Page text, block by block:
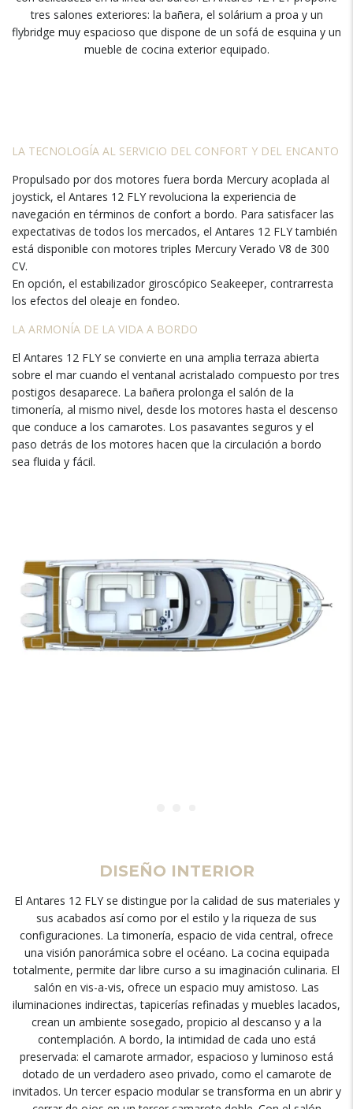
tres salones exteriores: la bañera, el solárium a proa y un
flybridge muy espacioso que dispone de un sofá de esquina y un
mueble de cocina exterior equipado.
LA TECNOLOGÍA AL SERVICIO DEL CONFORT Y DEL ENCANTO
Propulsado por dos motores fuera borda Mercury acoplada al
joystick, el Antares 12 FLY revoluciona la experiencia de
navegación en términos de confort a bordo. Para satisfacer las
expectativas de todos los mercados, el Antares 12 FLY también
está disponible con motores triples Mercury Verado V8 de 300
CV.
En opción, el estabilizador giroscópico Seakeeper, contrarresta
los efectos del oleaje en fondeo.
LA ARMONÍA DE LA VIDA A BORDO
El Antares 12 FLY se convierte en una amplia terraza abierta
sobre el mar cuando el ventanal acristalado compuesto por tres
postigos desaparece. La bañera prolonga el salón de la
timonería, al mismo nivel, desde los motores hasta el descenso
que conduce a los camarotes. Los pasavantes seguros y el
paso detrás de los motores hacen que la circulación a bordo
sea fluida y fácil.
DISEÑO INTERIOR
El Antares 12 FLY se distingue por la calidad de sus materiales y
sus acabados así como por el estilo y la riqueza de sus
configuraciones. La timonería, espacio de vida central, ofrece
una visión panorámica sobre el océano. La cocina equipada
totalmente, permite dar libre curso a su imaginación culinaria. El
salón en vis-a-vis, ofrece un espacio muy amistoso. Las
iluminaciones indirectas, tapicerías refinadas y muebles lacados,
crean un ambiente sosegado, propicio al descanso y a la
contemplación. A bordo, la intimidad de cada uno está
preservada: el camarote armador, espacioso y luminoso está
dotado de un verdadero aseo privado, como el camarote de
invitados. Un tercer espacio modular se transforma en un abrir y